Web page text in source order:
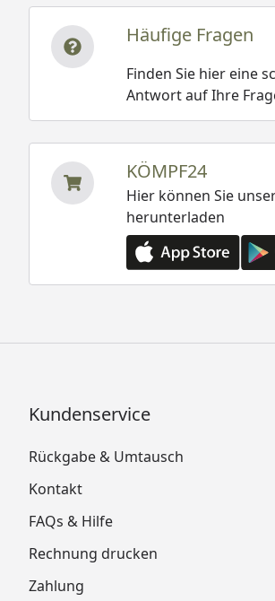
Häufige Fragen
Finden Sie hier eine
Antwort auf Ihre
KÖMPF24
Hier können Sie
herunterladen
Kundenservice
Rückgabe & Umtausch
Kontakt
FAQs & Hilfe
Rechnung drucken
Zahlung